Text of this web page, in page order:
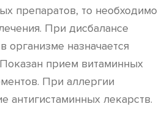
препаратов, то необходимо
При дисбалансе
организме назначается
прием витаминных
При аллергии
антигистаминных лекарств.